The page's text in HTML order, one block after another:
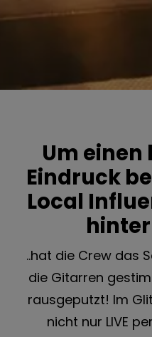
Um einen
Eindruck
Local
..hat die Crew das
die Gitarren
rausgeputzt! Im
nicht nur LIVE